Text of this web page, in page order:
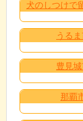
犬のしつけで
うる
豊見
那覇